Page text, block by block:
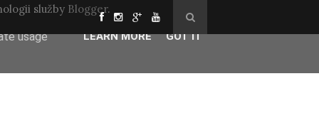
služby Blogger.
agent
usage
LEARN MORE GOT IT